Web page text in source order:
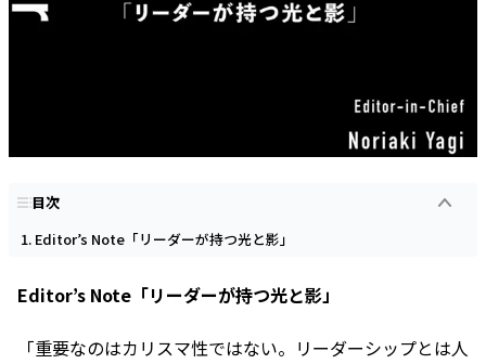
目次
Editor’s Note「リーダーが持つ光と影」
Editor’s Note「リーダーが持つ光と影」
「重要なのはカリスマ性ではない。リーダーシップとは人